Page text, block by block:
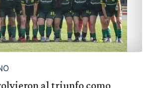
al triunfo como